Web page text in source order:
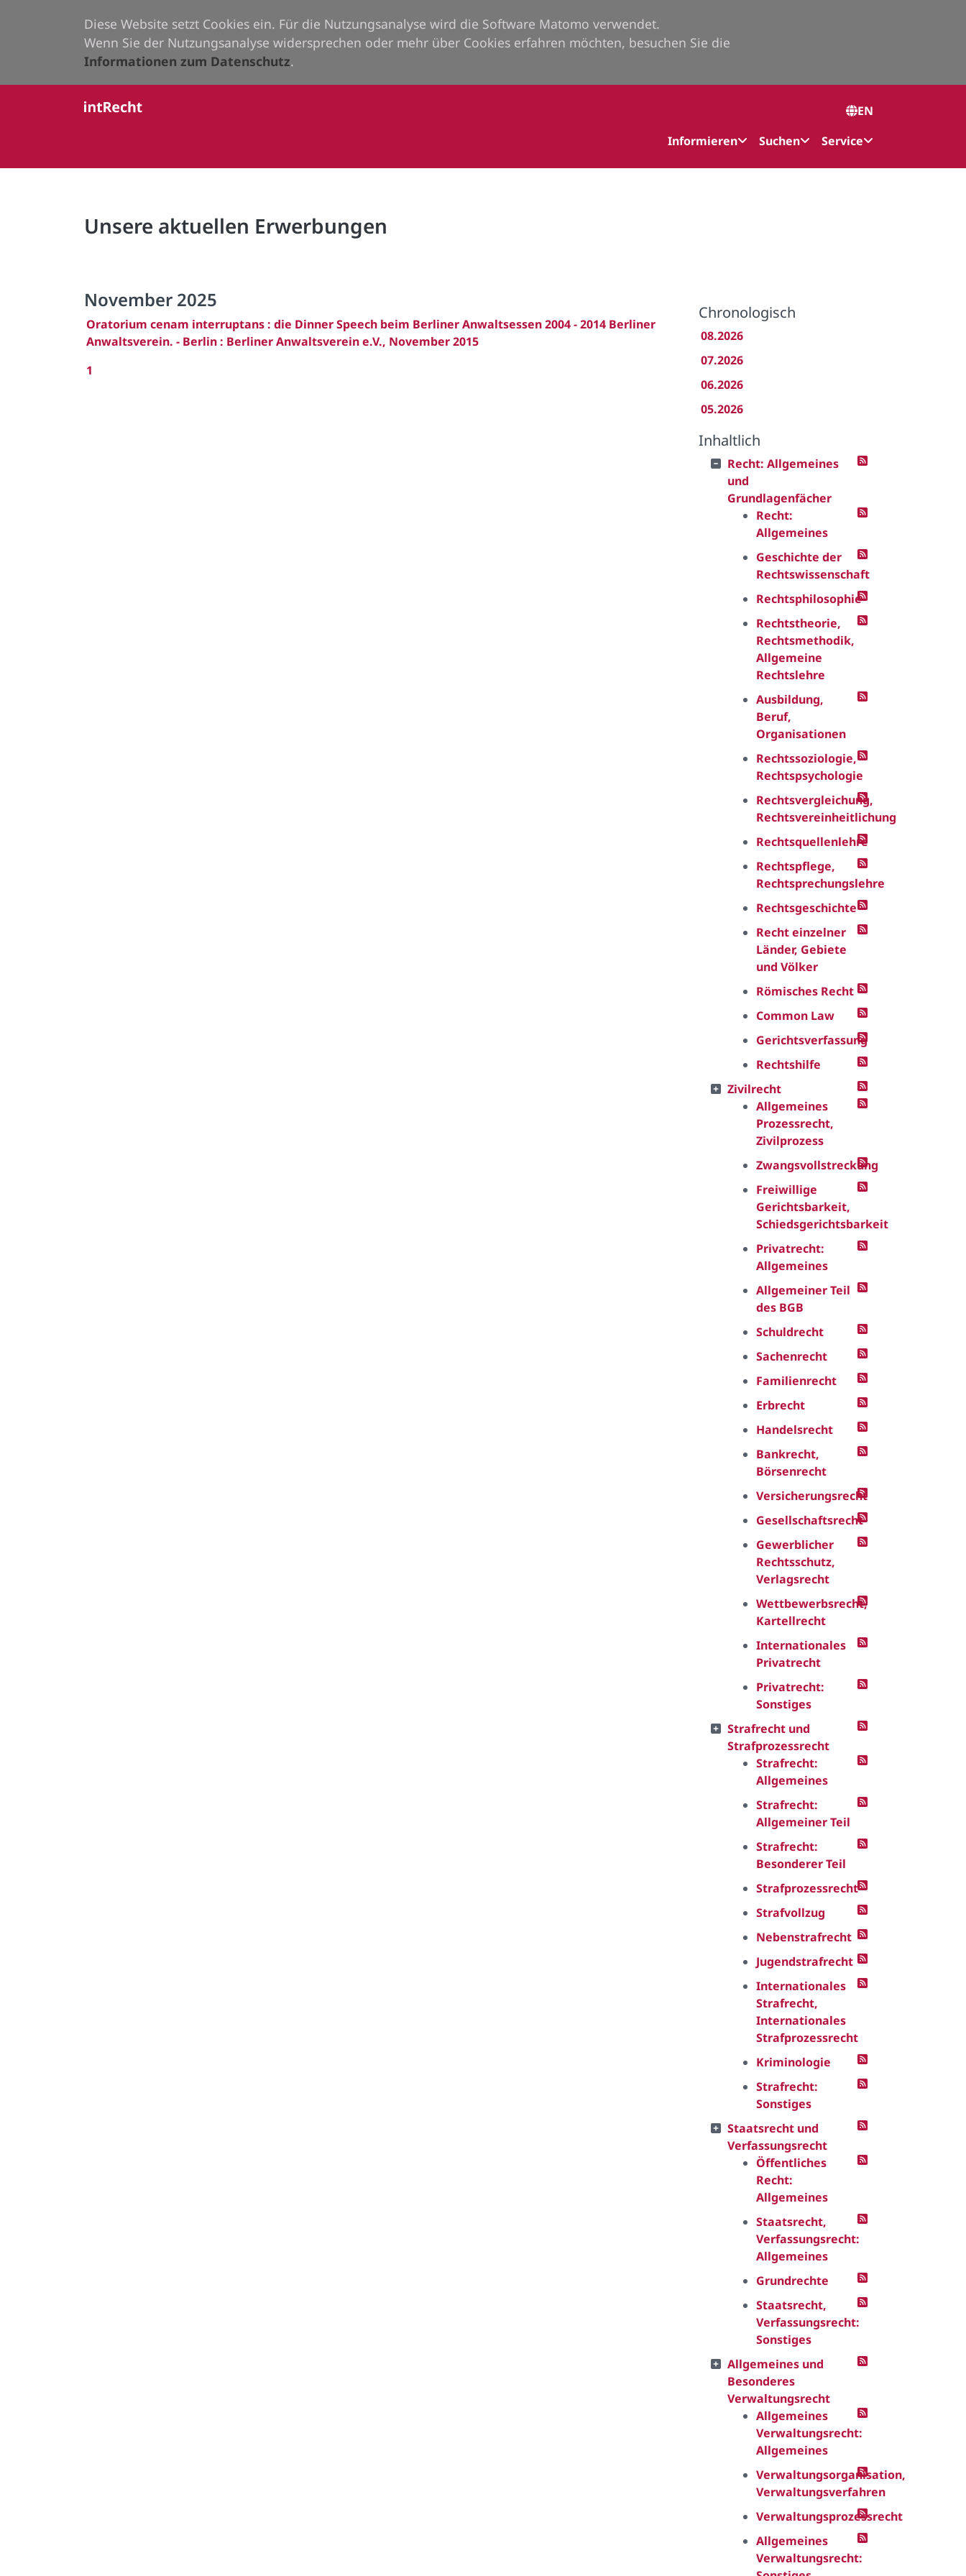
Diese Website setzt Cookies ein. Für die Nutzungsanalyse wird die Software Matomo verwendet.
Wenn Sie der Nutzungsanalyse widersprechen oder mehr über Cookies erfahren möchten, besuchen Sie die
Informationen zum Datenschutz.
EN
Informieren
Suchen Service
Unsere aktuellen Erwerbungen
November 2025
Oratorium cenam interruptans : die Dinner Speech beim Berliner Anwaltsessen 2004 - 2014 Berliner
Anwaltsverein. - Berlin : Berliner Anwaltsverein e.V., November 2015
1
Chronologisch
08.2026
07.2026
06.2026
05.2026
Inhaltlich
Recht: Allgemeines
und
Grundlagenfächer
Recht:
Allgemeines
Geschichte der
Rechtswissenschaft
Rechtsphilosophie
Rechtstheorie,
Rechtsmethodik,
Allgemeine
Rechtslehre
Ausbildung,
Beruf,
Organisationen
Rechtssoziologie,
Rechtspsychologie
Rechtsvergleichung,
Rechtsvereinheitlichung
Rechtsquellenlehre
Rechtspflege,
Rechtsprechungslehre
Rechtsgeschichte
Recht einzelner
Länder, Gebiete
und Völker
Römisches Recht
Common Law
Gerichtsverfassung
Rechtshilfe
Zivilrecht
Allgemeines
Prozessrecht,
Zivilprozess
Zwangsvollstreckung
Freiwillige
Gerichtsbarkeit,
Schiedsgerichtsbarkeit
Privatrecht:
Allgemeines
Allgemeiner Teil
des BGB
Schuldrecht
Sachenrecht
Familienrecht
Erbrecht
Handelsrecht
Bankrecht,
Börsenrecht
Versicherungsrecht
Gesellschaftsrecht
Gewerblicher
Rechtsschutz,
Verlagsrecht
Wettbewerbsrecht,
Kartellrecht
Internationales
Privatrecht
Privatrecht:
Sonstiges
Strafrecht und
Strafprozessrecht
Strafrecht:
Allgemeines
Strafrecht:
Allgemeiner Teil
Strafrecht:
Besonderer Teil
Strafprozessrecht
Strafvollzug
Nebenstrafrecht
Jugendstrafrecht
Internationales
Strafrecht,
Internationales
Strafprozessrecht
Kriminologie
Strafrecht:
Sonstiges
Staatsrecht und
Verfassungsrecht
Öffentliches
Recht:
Allgemeines
Staatsrecht,
Verfassungsrecht:
Allgemeines
Grundrechte
Staatsrecht,
Verfassungsrecht:
Sonstiges
Allgemeines und
Besonderes
Verwaltungsrecht
Allgemeines
Verwaltungsrecht:
Allgemeines
Verwaltungsorganisation,
Verwaltungsverfahren
Verwaltungsprozessrecht
Allgemeines
Verwaltungsrecht: